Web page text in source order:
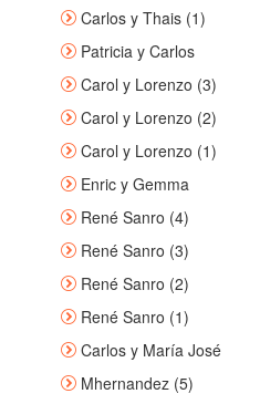
Carlos y Thais (1)
Patricia y Carlos
Carol y Lorenzo (3)
Carol y Lorenzo (2)
Carol y Lorenzo (1)
Enric y Gemma
René Sanro (4)
René Sanro (3)
René Sanro (2)
René Sanro (1)
Carlos y María José
Mhernandez (5)